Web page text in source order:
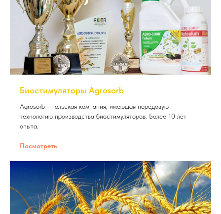
Биостимуляторы Agrosorb
Agrosorb - польская компания, имеющая передовую
технологию производства биостимуляторов. Более 10 лет
опыта.
Посмотреть